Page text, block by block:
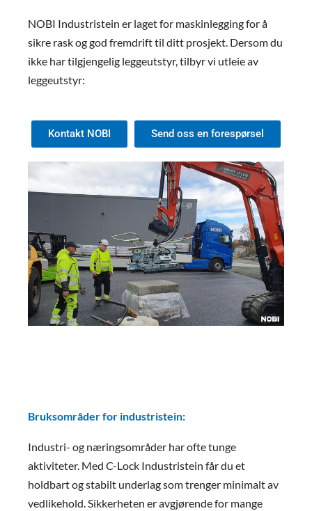
NOBI Industristein er laget for maskinlegging for å
sikre rask og god fremdrift til ditt prosjekt. Dersom du
ikke har tilgjengelig leggeutstyr, tilbyr vi utleie av
leggeutstyr:
Kontakt NOBI Send oss en forespørsel
Bruksområder for industristein:
Industri- og næringsområder har ofte tunge
aktiviteter. Med C-Lock Industristein får du et
holdbart og stabilt underlag som trenger minimalt av
vedlikehold. Sikkerheten er avgjørende for mange